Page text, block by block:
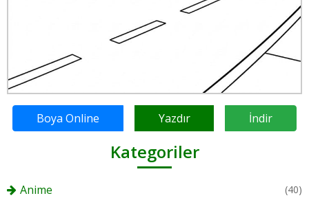
Boya Online Yazdır İndir
Kategoriler
Anime (40)